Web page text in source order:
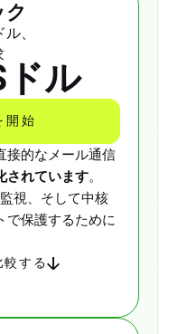
、
ドル
開始
接的なメール通信
されています。
視、そして中核
で保護するために
較する